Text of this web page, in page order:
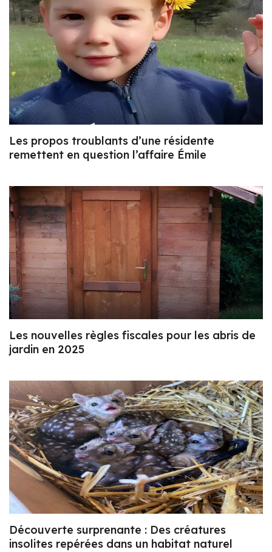
Les propos troublants d’une résidente
remettent en question l’affaire Émile
Les nouvelles règles fiscales pour les abris de
jardin en 2025
Découverte surprenante : Des créatures
insolites repérées dans un habitat naturel